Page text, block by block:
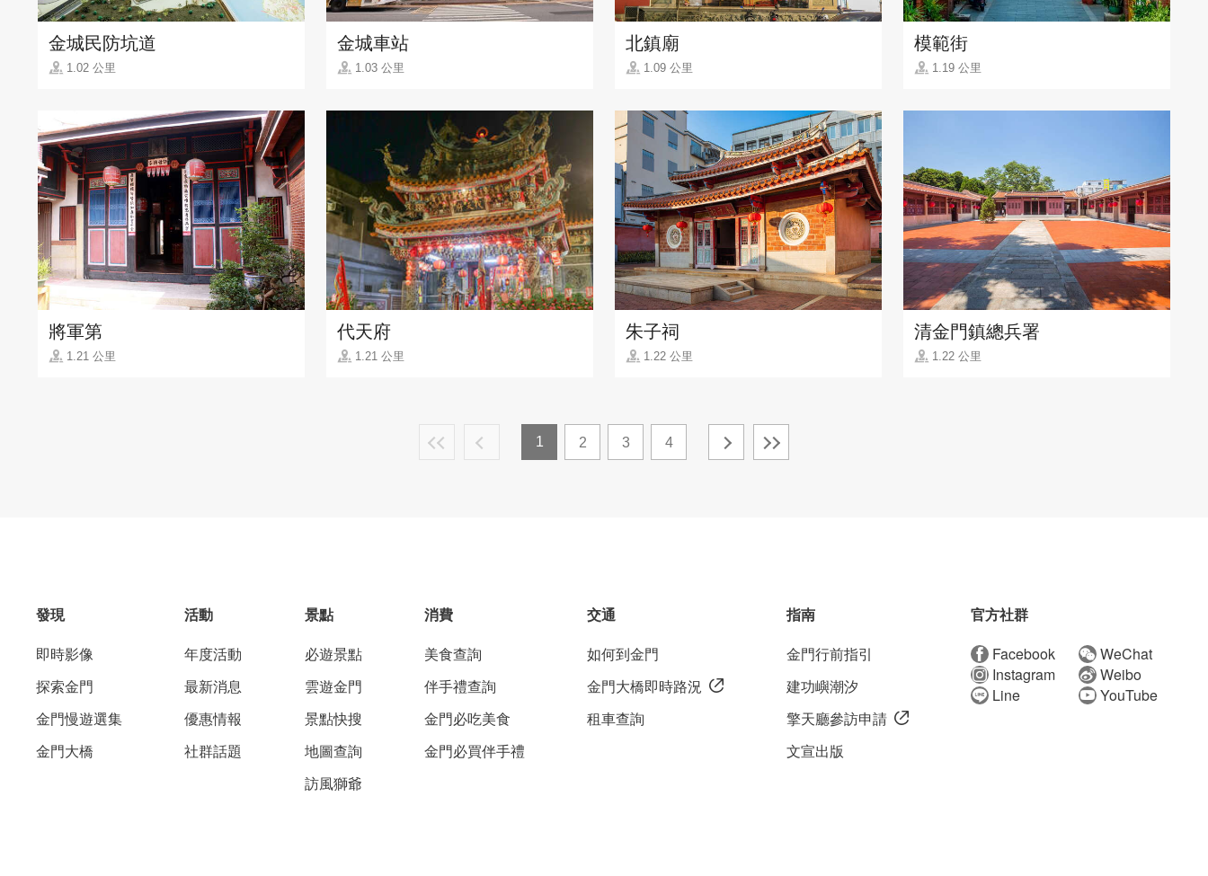
金城民防坑道
1.02 公里
金城車站
1.03 公里
北鎮廟
1.09 公里
模範街
1.19 公里
將軍第
1.21 公里
代天府
1.21 公里
朱子祠
1.22 公里
清金門鎮總兵署
1.22 公里
1 2 3 4
發現
即時影像
探索金門
金門慢遊選集
金門大橋
活動
年度活動
最新消息
優惠情報
社群話題
景點
必遊景點
雲遊金門
景點快搜
地圖查詢
訪風獅爺
消費
美食查詢
伴手禮查詢
金門必吃美食
金門必買伴手禮
交通
如何到金門
金門大橋即時路況
租車查詢
指南
金門行前指引
建功嶼潮汐
擎天廳參訪申請
文宣出版
官方社群
Facebook
WeChat
Instagram
Weibo
Line
YouTube